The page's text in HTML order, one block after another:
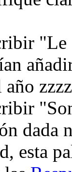
dada
esta